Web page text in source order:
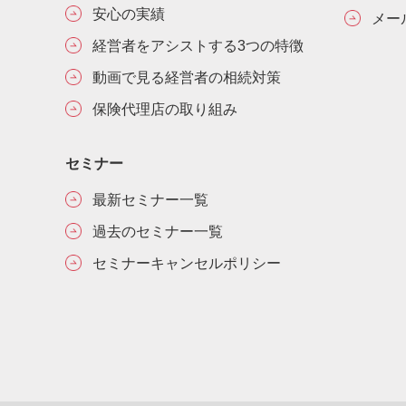
安心の実績
経営者をアシストする3つの特徴
動画で見る経営者の相続対策
保険代理店の取り組み
セミナー
最新セミナー一覧
過去のセミナー一覧
セミナーキャンセルポリシー
メー